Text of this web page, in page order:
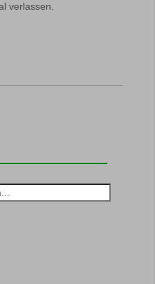
verlassen.